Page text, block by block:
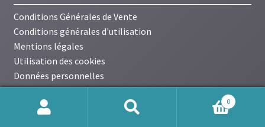
Conditions Générales de Vente
Conditions générales d'utilisation
Mentions légales
Utilisation des cookies
Données personnelles
0